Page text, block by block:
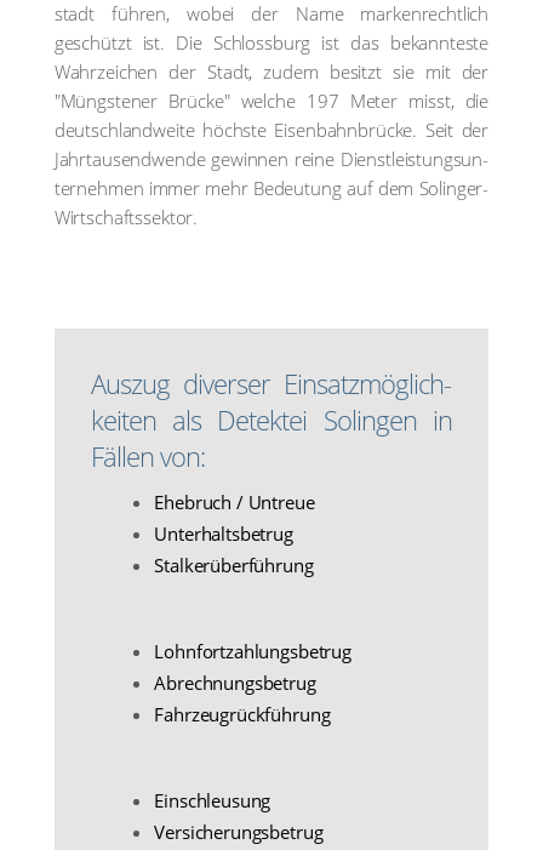
stadt füh­ren, wobei der Name mar­ken­recht­lich
geschützt ist. Die Schloss­burg ist das bekann­tes­te
Wahr­zei­chen der Stadt, zudem besitzt sie mit der
"Müngs­te­ner Brü­cke" wel­che 197 Meter misst, die
deutsch­land­wei­te höchs­te Eisen­bahn­brü­cke. Seit der
Jahr­tau­send­wen­de gewin­nen rei­ne Dienst­leis­tungs­un­
ter­neh­men immer mehr Bedeu­tung auf dem Solin­ger-
Wirt­schafts­sek­tor.
Aus­zug diver­ser Ein­satz­mög­lich­
kei­ten als Detek­tei Solin­gen in
Fäl­len von:
Ehe­bruch / Untreue
Unter­halts­be­trug
Stal­ker­über­füh­rung
Lohn­fort­zah­lungs­be­trug
Abrech­nungs­be­trug
Fahr­zeug­rück­füh­rung
Ein­schleu­sung
Ver­si­che­rungs­be­trug